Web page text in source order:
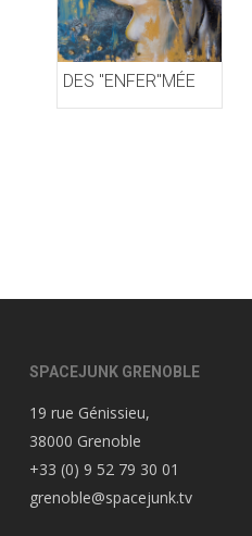
DES "ENFER"MÉE
SPACEJUNK GRENOBLE
19 rue Génissieu,
38000 Grenoble
+33 (0) 9 52 79 30 01
grenoble@spacejunk.tv